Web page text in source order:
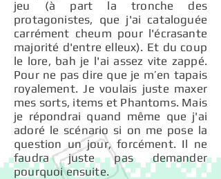
jeu (à part la tronche des
protagonistes, que j'ai cataloguée
carrément cheum pour l'écrasante
majorité d'entre elleux). Et du coup
le lore, bah je l'ai assez vite zappé.
Pour ne pas dire que je m’en tapais
royalement. Je voulais juste maxer
mes sorts, items et Phantoms. Mais
je répondrai quand même que j'ai
adoré le scénario si on me pose la
question un jour, forcément. Il ne
faudra juste pas demander
pourquoi ensuite.